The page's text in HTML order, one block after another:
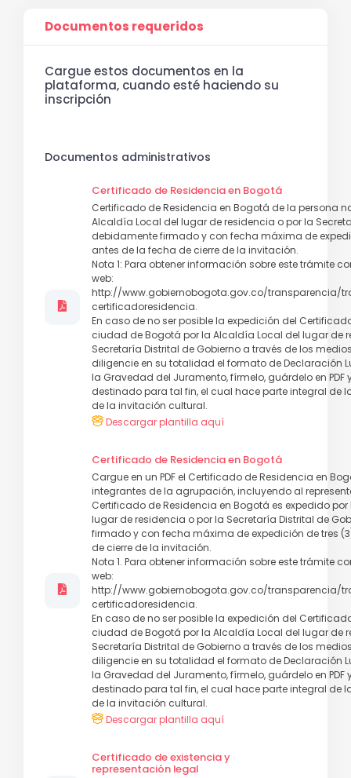
Documentos requeridos
Cargue estos documentos en la
plataforma, cuando esté haciendo su
inscripción
Documentos administrativos
Certificado de Residencia en Bogotá
Certificado de Residencia en Bogotá de la persona
Alcaldía Local del lugar de residencia o por la
debidamente firmado y con fecha máxima de
antes de la fecha de cierre de la invitación.
Nota 1: Para obtener información sobre este trámite
web:
http://www.gobiernobogota.gov.co/transparencia/
certificadoresidencia.
En caso de no ser posible la expedición del
ciudad de Bogotá por la Alcaldía Local del lugar de
Secretaría Distrital de Gobierno a través de los
diligencie en su totalidad el formato de Declaración
la Gravedad del Juramento, fírmelo, guárdelo en
destinado para tal fin, el cual hace parte integral de
de la invitación cultural.
Descargar plantilla aquí
Certificado de Residencia en Bogotá
Cargue en un PDF el Certificado de Residencia en
integrantes de la agrupación, incluyendo al
Certificado de Residencia en Bogotá es expedido
lugar de residencia o por la Secretaría Distrital de
firmado y con fecha máxima de expedición de tres
de cierre de la invitación.
Nota 1. Para obtener información sobre este trámite
web:
http://www.gobiernobogota.gov.co/transparencia/
certificadoresidencia.
En caso de no ser posible la expedición del
ciudad de Bogotá por la Alcaldía Local del lugar de
Secretaría Distrital de Gobierno a través de los
diligencie en su totalidad el formato de Declaración
la Gravedad del Juramento, fírmelo, guárdelo en
destinado para tal fin, el cual hace parte integral de
de la invitación cultural.
Descargar plantilla aquí
Certificado de existencia y
representación legal